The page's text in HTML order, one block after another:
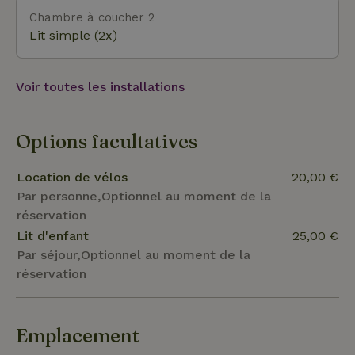
pour les grandes familles ou pour les amis.
Chambre à coucher 2
Lit simple (2x)
Voir toutes les installations
Options facultatives
Location de vélos
Par personne,Optionnel au moment de la
réservation
20,00 €
Lit d'enfant
Par séjour,Optionnel au moment de la
réservation
25,00 €
Emplacement